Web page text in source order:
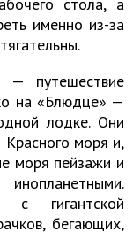
стола, а
именно из-за
— путешествие
на «Блюдце» —
лодке. Они
Красного моря и,
моря пейзажи и
с гигантской
бегающих,